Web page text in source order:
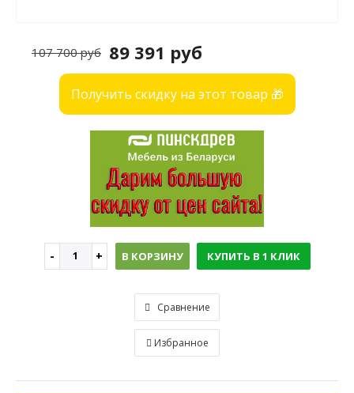
89 391 руб
107 700 руб
Получить скидку на этот товар 🎁
В КОРЗИНУ КУПИТЬ В 1 КЛИК
Сравнение
Избранное